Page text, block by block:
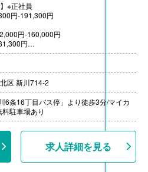
※正社員
円-191,300円
円-160,000円
円
円/回
計2.60ヶ月分）※前年度実績
り（上限20,000円/月）
1月あたり1,000円-10,000円）※前年度実
※勤続2年以上、共済加入
】
り（上限20,000円/月）
区 新川714-2
6条16丁目バス停」より徒歩3分/マイカ
駐車場あり
求人詳細を見る